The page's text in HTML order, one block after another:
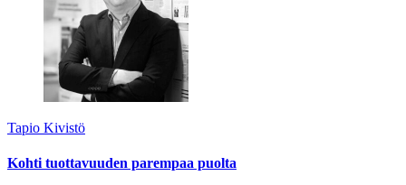
Tapio Kivistö
Kohti tuottavuuden parempaa puolta